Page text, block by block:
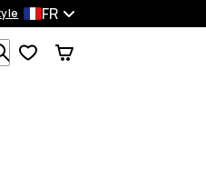
FR
Recherche parmi 1 000+